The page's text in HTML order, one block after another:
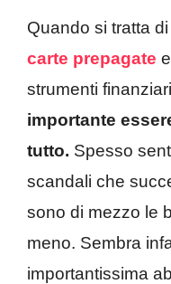
Quando si tratta
carte prepagate
strumenti
importante
tutto. Spesso
scandali che
sono di mezzo le
meno. Sembra
importantissima